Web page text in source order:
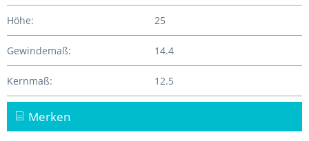
Höhe: 25
Gewindemaß: 14.4
Kernmaß: 12.5
Merken